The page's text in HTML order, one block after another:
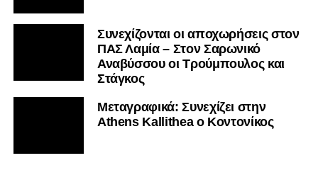
Συνεχίζονται οι αποχωρήσεις στον
ΠΑΣ Λαμία – Στον Σαρωνικό
Αναβύσσου οι Τρούμπουλος και
Στάγκος
Mεταγραφικά: Συνεχίζει στην
Athens Kallithea ο Κοντονίκος